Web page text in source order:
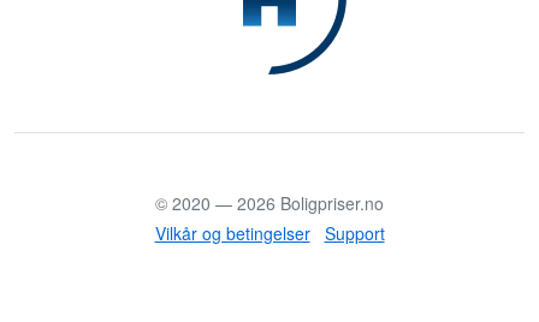
© 2020 — 2026 Boligpriser.no
Vilkår og betingelser
Support